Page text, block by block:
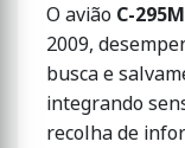
O avião C-295M
2009,
busca e
integrando
recolha de